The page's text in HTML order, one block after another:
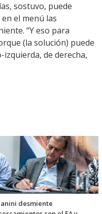
sostuvo, puede
el menú las
“Y eso para
(la solución) puede
de derecha,
desmiente